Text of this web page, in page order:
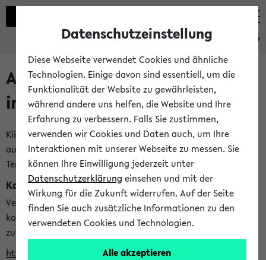
eKVV
Alle veröffentlichten Semester
im eKVV
Klicken Sie auf das Semester, welches Sie für Ihre Sitzung
auswählen möchten. Bitte beachten Sie auch die weiteren
Termine imKalender der Lehrplanung
Kalenderintegration
Verwenden Sie die folgende Adresse, um mit einer
kompatiblen Kalenderanwendung auf die Vorlesungszeiten
zuzugreifen (nähere Informationen
finden Sie hier
https://ekvv.uni-bielefeld.de/ws/calendar?vz
Datenschutzeinstellung
Diese Webseite verwendet Cookies und ähnliche
Technologien. Einige davon sind essentiell, um die
Funktionalität der Website zu gewährleisten,
während andere uns helfen, die Website und Ihre
Erfahrung zu verbessern. Falls Sie zustimmen,
verwenden wir Cookies und Daten auch, um Ihre
Interaktionen mit unserer Webseite zu messen. Sie
können Ihre Einwilligung jederzeit unter
Datenschutzerklärung einsehen und mit der
Wirkung für die Zukunft widerrufen. Auf der Seite
finden Sie auch zusätzliche Informationen zu den
verwendeten Cookies und Technologien.
Alle akzeptieren